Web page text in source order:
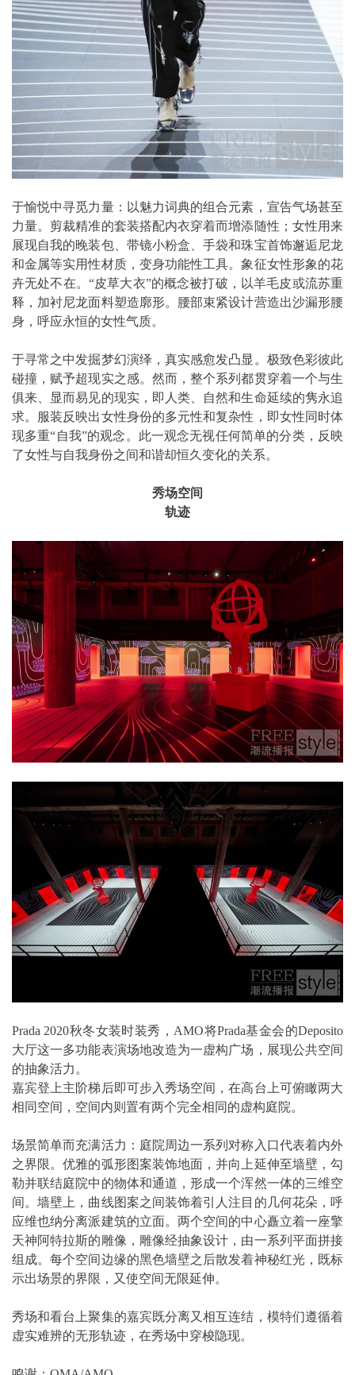
于愉悦中寻觅力量：以魅力词典的组合元素，宣告气场甚至
力量。剪裁精准的套装搭配内衣穿着而增添随性；女性用来
展现自我的晚装包、带镜小粉盒、手袋和珠宝首饰邂逅尼龙
和金属等实用性材质，变身功能性工具。象征女性形象的花
卉无处不在。“皮草大衣”的概念被打破，以羊毛皮或流苏重
释，加衬尼龙面料塑造廓形。腰部束紧设计营造出沙漏形腰
身，呼应永恒的女性气质。
于寻常之中发掘梦幻演绎，真实感愈发凸显。极致色彩彼此
碰撞，赋予超现实之感。然而，整个系列都贯穿着一个与生
俱来、显而易见的现实，即人类、自然和生命延续的隽永追
求。服装反映出女性身份的多元性和复杂性，即女性同时体
现多重“自我”的观念。此一观念无视任何简单的分类，反映
了女性与自我身份之间和谐却恒久变化的关系。
秀场空间
轨迹
Prada 2020秋冬女装时装秀，AMO将Prada基金会的Deposito
大厅这一多功能表演场地改造为一虚构广场，展现公共空间
的抽象活力。
嘉宾登上主阶梯后即可步入秀场空间，在高台上可俯瞰两大
相同空间，空间内则置有两个完全相同的虚构庭院。
场景简单而充满活力：庭院周边一系列对称入口代表着内外
之界限。优雅的弧形图案装饰地面，并向上延伸至墙壁，勾
勒并联结庭院中的物体和通道，形成一个浑然一体的三维空
间。墙壁上，曲线图案之间装饰着引人注目的几何花朵，呼
应维也纳分离派建筑的立面。两个空间的中心矗立着一座擎
天神阿特拉斯的雕像，雕像经抽象设计，由一系列平面拼接
组成。每个空间边缘的黑色墙壁之后散发着神秘红光，既标
示出场景的界限，又使空间无限延伸。
秀场和看台上聚集的嘉宾既分离又相互连结，模特们遵循着
虚实难辨的无形轨迹，在秀场中穿梭隐现。